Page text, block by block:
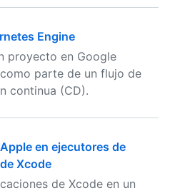
Engine
proyecto en Google
parte de un flujo de
continua (CD).
en ejecutores de
Xcode
de Xcode en un